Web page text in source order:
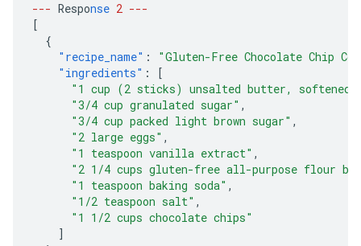
--- Response 2 ---
[
{
"recipe_name" :
"Gluten-Free Chocolate Chip
"ingredients" :
[
"1 cup (2 sticks) unsalted butter, softened"
"3/4 cup granulated sugar" ,
"3/4 cup packed light brown sugar" ,
"2 large eggs" ,
"1 teaspoon vanilla extract" ,
"2 1/4 cups gluten-free all-purpose flour
"1 teaspoon baking soda" ,
"1/2 teaspoon salt" ,
"1 1/2 cups chocolate chips"
]